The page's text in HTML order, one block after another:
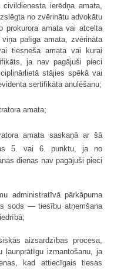
ierēdņa amata,
no zvērinātu advokātu
prokurora amata vai atcelta
palīga amata, zvērināta
tiesneša amata vai kurai
ja nav pagājuši pieci
stājies spēkā vai
sertifikāta anulēšanu;
amata;
amata saskaņā ar šā
5. vai 6. punktu, ja no
dienas nav pagājuši pieci
administratīvā pārkāpuma
sods — tiesību atņemšana
aizsardzības procesa,
ļaunprātīgu izmantošanu, ja
kad attiecīgais tiesas